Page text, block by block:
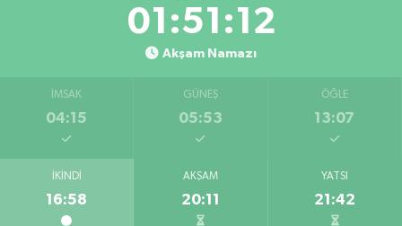
01:51:11
Akşam Namazı
İMSAK
04:15
GÜNEŞ
05:53
ÖĞLE
13:07
İKINDI
16:58
AKŞAM
20:11
YATSI
21:42